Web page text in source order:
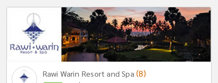
Rawi Warin Resort and Spa (8)